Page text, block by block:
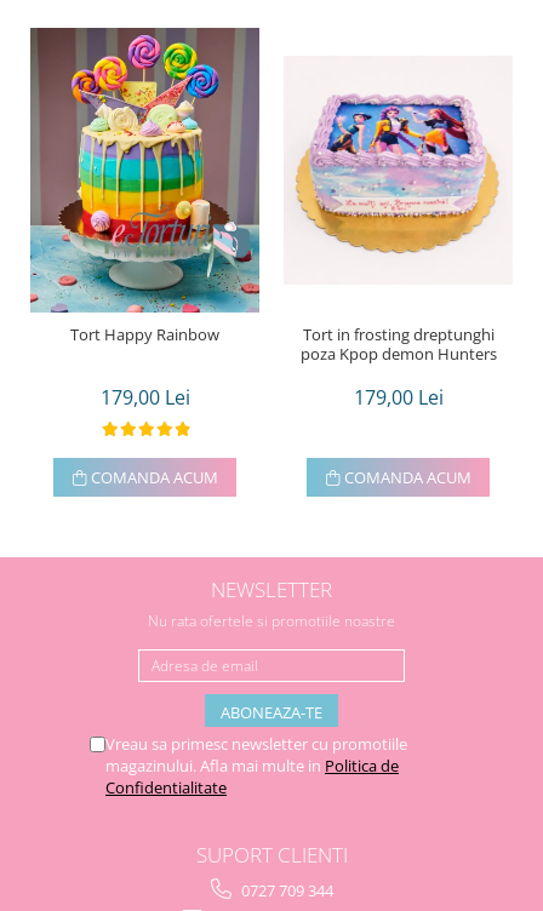
Tort Happy Rainbow
179,00 Lei
COMANDA ACUM
Tort in frosting dreptunghi
poza Kpop demon Hunters
179,00 Lei
COMANDA ACUM
NEWSLETTER
Nu rata ofertele si promotiile noastre
Vreau sa primesc newsletter cu promotiile
magazinului. Afla mai multe in Politica de
Confidentialitate
SUPORT CLIENTI
0727 709 344